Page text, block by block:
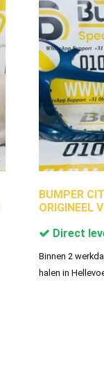
BUMPER
ORIGINEEL
Direct
Binnen 2
halen in